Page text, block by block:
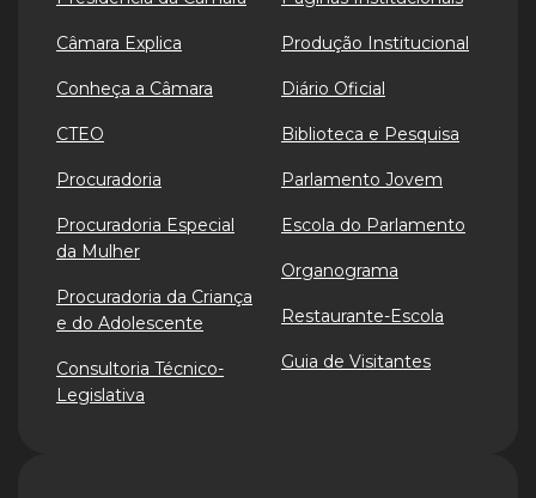
Câmara Explica
Conheça a Câmara
CTEO
Procuradoria
Procuradoria Especial
da Mulher
Procuradoria da Criança
e do Adolescente
Consultoria Técnico-
Legislativa
Produção Institucional
Diário Oficial
Biblioteca e Pesquisa
Parlamento Jovem
Escola do Parlamento
Organograma
Restaurante-Escola
Guia de Visitantes